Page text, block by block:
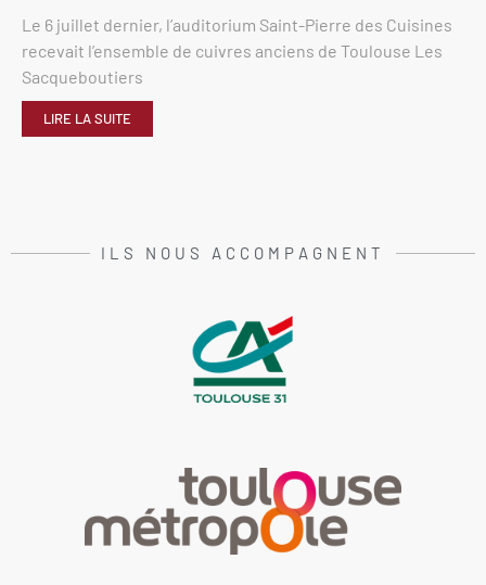
Le 6 juillet dernier, l’auditorium Saint-Pierre des Cuisines
recevait l’ensemble de cuivres anciens de Toulouse Les
Sacqueboutiers
LIRE LA SUITE
ILS NOUS ACCOMPAGNENT